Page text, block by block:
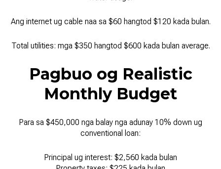
Ang internet ug cable naa sa $60 hangtod $120 kada bulan.
Total utilities: mga $350 hangtod $600 kada bulan average.
Pagbuo og Realistic
Monthly Budget
Para sa $450,000 nga balay nga adunay 10% down ug
conventional loan:
Principal ug interest: $2,560 kada bulan